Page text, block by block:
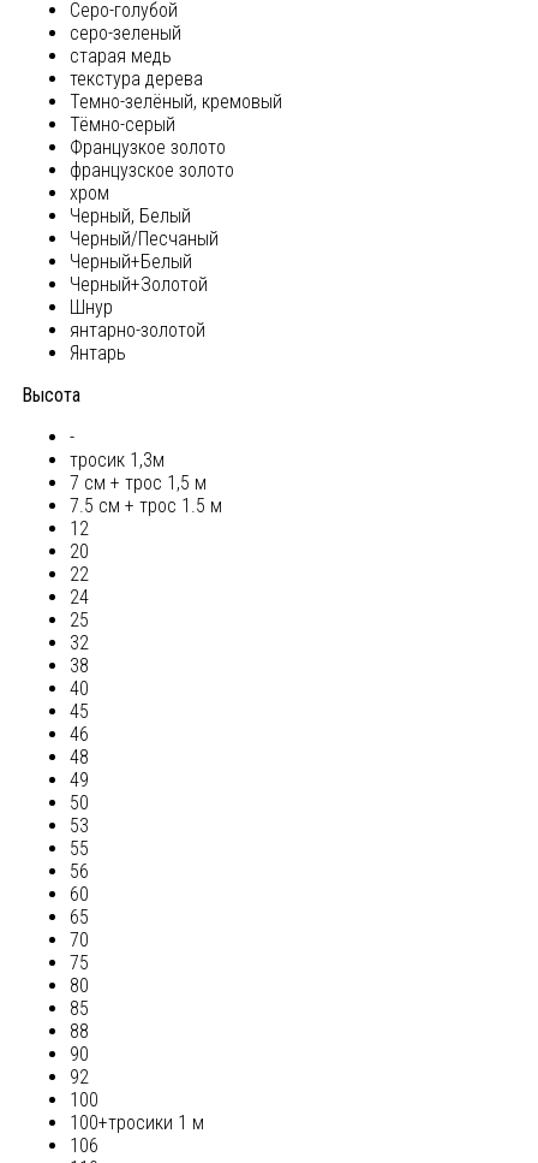
Серо-голубой
серо-зеленый
старая медь
текстура дерева
Темно-зелёный, кремовый
Тёмно-серый
Французкое золото
французское золото
хром
Черный, Белый
Черный/Песчаный
Черный+Белый
Черный+Золотой
Шнур
янтарно-золотой
Янтарь
Высота
-
тросик 1,3м
7 см + трос 1,5 м
7.5 см + трос 1.5 м
12
20
22
24
25
32
38
40
45
46
48
49
50
53
55
56
60
65
70
75
80
85
88
90
92
100
100+тросики 1 м
106